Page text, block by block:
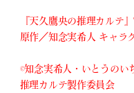
『天久鷹央の推理カルテ
原作／知念実希人 キャラ
©知念実希人・いとうのい
推理カルテ製作委員会